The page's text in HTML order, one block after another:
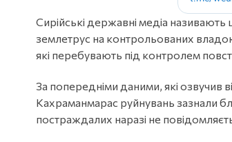
Сирійські державні медіа
землетрус на контрольованих
які перебувають під контролем
За попередніми даними, які озвучив
Кахраманмарас руйнувань зазнали
постраждалих наразі не